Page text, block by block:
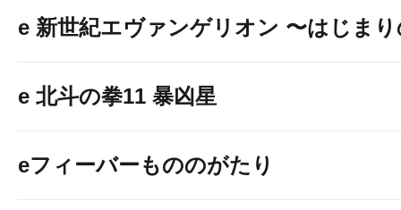
eようこそ実力至上主義の
e 新世紀エヴァンゲリオン 〜はじま
e 北斗の拳11 暴凶星
eフィーバーもののがたり